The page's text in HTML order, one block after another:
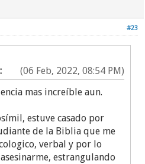
#23
(06 Feb, 2022, 08:54 PM)
mas increíble aun.
estuve casado por
de la Biblia que me
verbal y por lo
estrangulando